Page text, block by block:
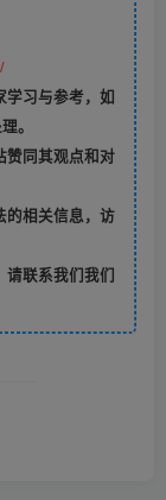
学习与参考，如
。
赞同其观点和对
的相关信息，访
请联系我们我们